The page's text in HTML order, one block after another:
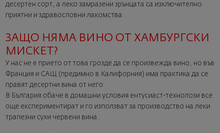
десертен сорт, а леко замразени зрънцата са изключително
приятни и здравословни лакомства.
ЗАЩО НЯМА ВИНО ОТ ХАМБУРГСКИ
МИСКЕТ?
У нас не е прието от това грозде да се произвежда вино, но във
Франция и САЩ (предимно в Калифорния) има практика да се
правят десертни вина от него.
В България обаче в домашни условия ентусиаст-технолози все
още експериментират и го използват за производство на леки
трапезни сухи червени вина.